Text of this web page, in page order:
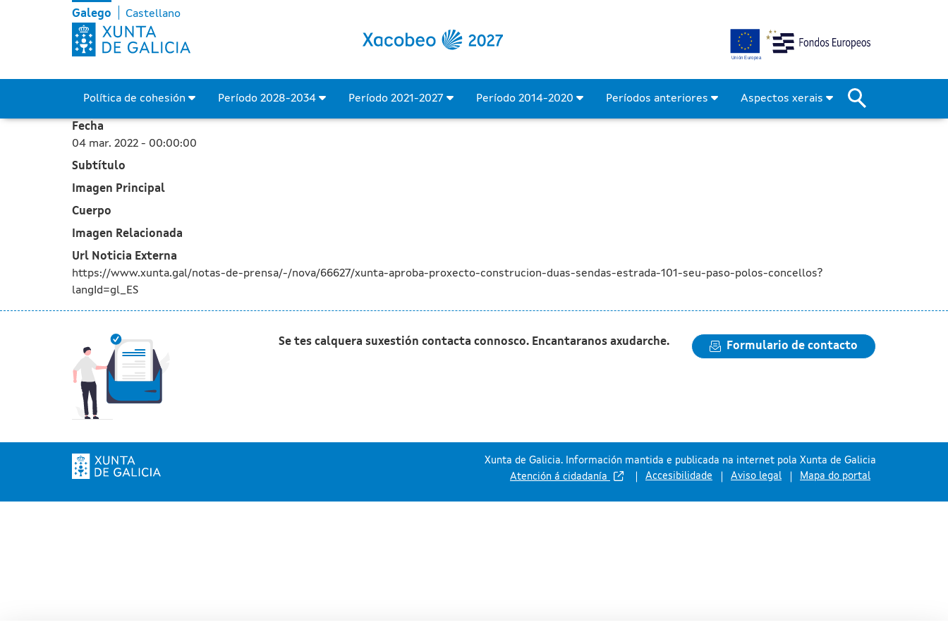
A Xunta aproba o proxecto de construción de dúas sendas na estrada OU-
Skip to Main Content
Galego Castellano
Política de cohesión Período 2028-2034 Período 2021-2027 Período 2014-2020 Períodos anteriores Aspectos xerais
Fecha
04 mar. 2022 - 00:00:00
Subtítulo
Imagen Principal
Cuerpo
Imagen Relacionada
Url Noticia Externa
https://www.xunta.gal/notas-de-prensa/-/nova/66627/xunta-aproba-proxecto-construcion-duas-sendas-estrada-101-seu-paso-polos-concellos?
langId=gl_ES
Se tes calquera suxestión contacta connosco. Encantaranos axudarche. Formulario de contacto
Xunta de Galicia. Información mantida e publicada na internet pola Xunta de Galicia
Atención á cidadanía
Accesibilidade Aviso legal Mapa do portal